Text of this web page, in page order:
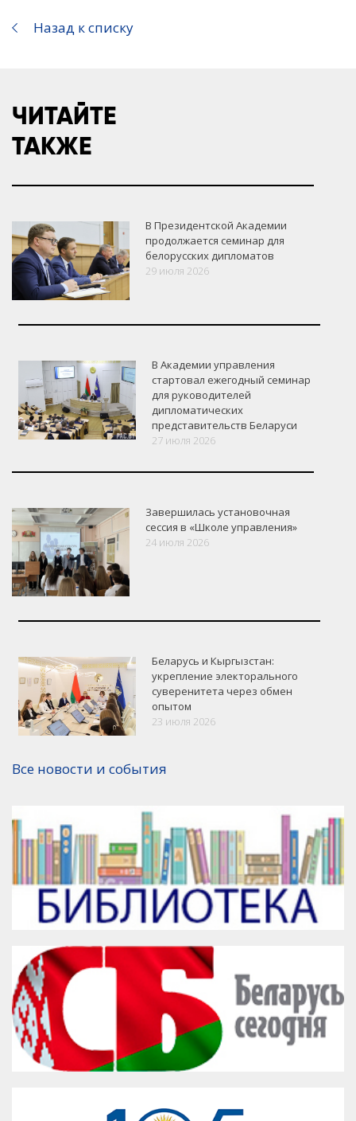
VK Google+ Facebook
Назад к списку
ЧИТАЙТЕ
ТАКЖЕ
В Президентской Академии
продолжается семинар для
белорусских дипломатов
29 июля 2026
В Академии управления
стартовал ежегодный семинар
для руководителей
дипломатических
представительств Беларуси
27 июля 2026
Завершилась установочная
сессия в «Школе управления»
24 июля 2026
Беларусь и Кыргызстан:
укрепление электорального
суверенитета через обмен
опытом
23 июля 2026
Все новости и события